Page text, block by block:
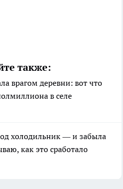
также:
врагом деревни: вот что
в селе
холодильник — и забыла
как это сработало